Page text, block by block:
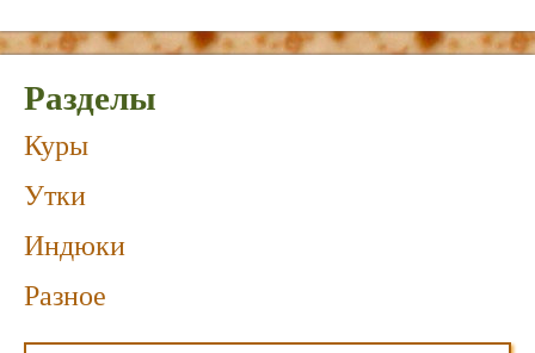
Разделы
Куры
Утки
Индюки
Разное